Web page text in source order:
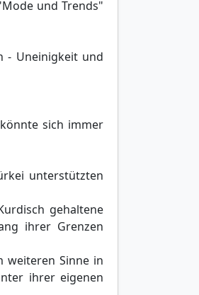
und Trends"
- Uneinigkeit und
sich immer
unterstützten
gehaltene
ihrer Grenzen
weiteren Sinne in
ihrer eigenen